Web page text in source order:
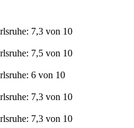
7,3 von 10
7,5 von 10
6 von 10
7,3 von 10
7,3 von 10